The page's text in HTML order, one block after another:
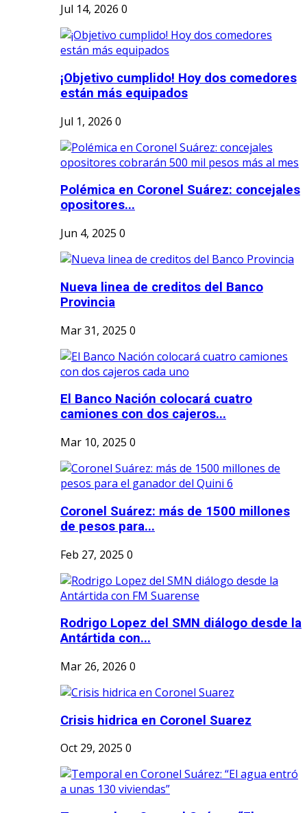
Jul 14, 2026 0
¡Objetivo cumplido! Hoy dos comedores
están más equipados
Jul 1, 2026 0
Polémica en Coronel Suárez: concejales
opositores...
Jun 4, 2025 0
Nueva linea de creditos del Banco
Provincia
Mar 31, 2025 0
El Banco Nación colocará cuatro
camiones con dos cajeros...
Mar 10, 2025 0
Coronel Suárez: más de 1500 millones
de pesos para...
Feb 27, 2025 0
Rodrigo Lopez del SMN diálogo desde la
Antártida con...
Mar 26, 2026 0
Crisis hidrica en Coronel Suarez
Oct 29, 2025 0